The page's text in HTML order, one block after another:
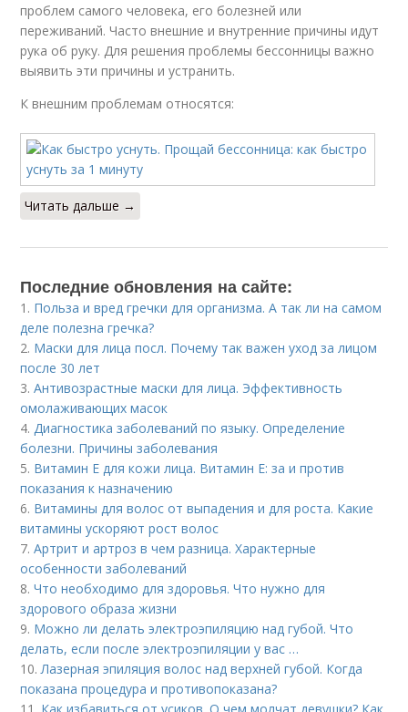
проблем самого человека, его болезней или
переживаний. Часто внешние и внутренние причины идут
рука об руку. Для решения проблемы бессонницы важно
выявить эти причины и устранить.
К внешним проблемам относятся:
Читать дальше →
Последние обновления на сайте:
1. Польза и вред гречки для организма. А так ли на самом
деле полезна гречка?
2. Маски для лица посл. Почему так важен уход за лицом
после 30 лет
3.Антивозрастные маски для лица. Эффективность
омолаживающих масок
4.Диагностика заболеваний по языку. Определение
болезни. Причины заболевания
5. Витамин E для кожи лица. Витамин Е: за и против
показания к назначению
6. Витамины для волос от выпадения и для роста. Какие
витамины ускоряют рост волос
7.Артрит и артроз в чем разница. Характерные
особенности заболеваний
8.Что необходимо для здоровья. Что нужно для
здорового образа жизни
9. Можно ли делать электроэпиляцию над губой. Что
делать, если после электроэпиляции у вас …
10.Лазерная эпиляция волос над верхней губой. Когда
показана процедура и противопоказана?